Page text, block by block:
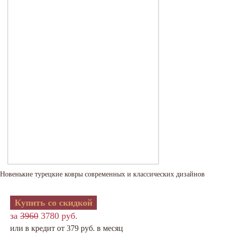
Новенькие турецкие ковры современных и классических дизайнов
Купить со скидкой
за 3960 3780 руб.
или в кредит от 379 руб. в месяц